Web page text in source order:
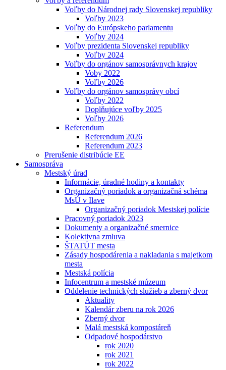
Voľby do Národnej rady Slovenskej republiky
Voľby 2023
Voľby do Európskeho parlamentu
Voľby 2024
Voľby prezidenta Slovenskej republiky
Voľby 2024
Voľby do orgánov samosprávnych krajov
Voby 2022
Voľby 2026
Voľby do orgánov samosprávy obcí
Voľby 2022
Doplňujúce voľby 2025
Voľby 2026
Referendum
Referendum 2026
Referendum 2023
Prerušenie distribúcie EE
Samospráva
Mestský úrad
Informácie, úradné hodiny a kontakty
Organizačný poriadok a organizačná schéma
MsÚ v Ilave
Organizačný poriadok Mestskej polície
Pracovný poriadok 2023
Dokumenty a organizačné smernice
Kolektivna zmluva
ŠTATÚT mesta
Zásady hospodárenia a nakladania s majetkom
mesta
Mestská polícia
Infocentrum a mestské múzeum
Oddelenie technických služieb a zberný dvor
Aktuality
Kalendár zberu na rok 2026
Zberný dvor
Malá mestská kompostáreň
Odpadové hospodárstvo
rok 2020
rok 2021
rok 2022